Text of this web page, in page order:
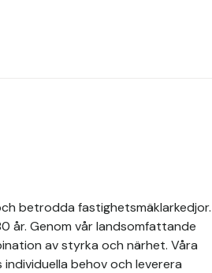
betrodda fastighetsmäklarkedjor.
år. Genom vår landsomfattande
av styrka och närhet. Våra
behov och leverera